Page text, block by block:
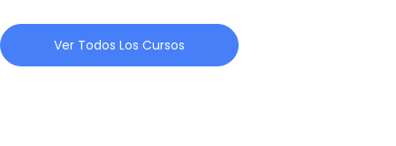
Ver Todos Los Cursos